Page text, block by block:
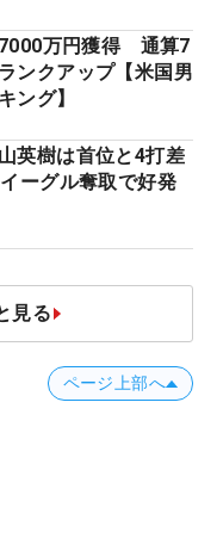
万円獲得 通算7
ンクアップ【米国男
ング】
英樹は首位と4打差
ーグル奪取で好発
見る
ページ上部へ